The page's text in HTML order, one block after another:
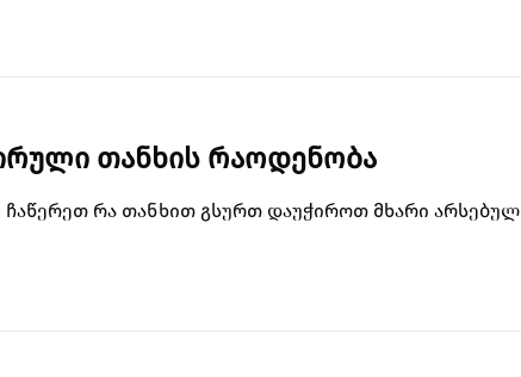
თანხის რაოდენობა
რა თანხით გსურთ დაუჭიროთ მხარი არსებულ